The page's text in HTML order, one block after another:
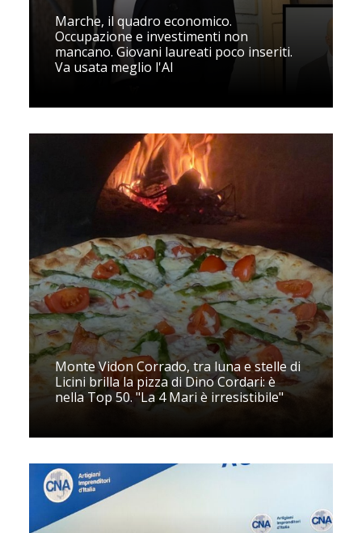
Marche, il quadro economico.
Occupazione e investimenti non
mancano. Giovani laureati poco inseriti.
Va usata meglio l'AI
Monte Vidon Corrado, tra luna e stelle di
Licini brilla la pizza di Dino Cordari: è
nella Top 50. "La 4 Mari è irresistibile"